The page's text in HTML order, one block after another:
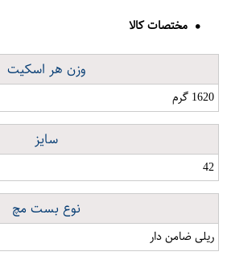
مختصات کالا
وزن هر اسکیت
1620 گرم
سایز
42
نوع بست مچ
ریلی ضامن دار